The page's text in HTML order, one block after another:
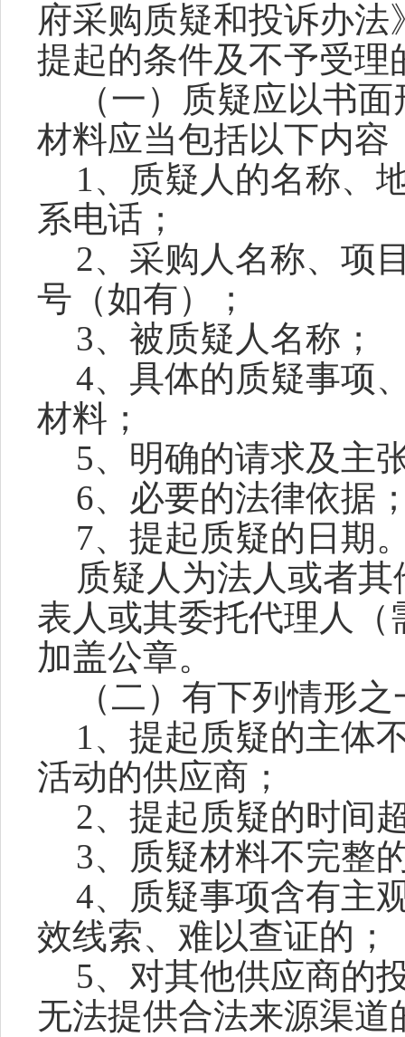
府采购质疑和投诉办
提起的条件及不予受理
（一）质疑应以书
材料应当包括以下内容
1、质疑人的名称、
系电话；
2、采购人名称、项
号（如有）；
3、被质疑人名称；
4、具体的质疑事项
材料；
5、明确的请求及主
6、必要的法律依据
7、提起质疑的日期
质疑人为法人或者
表人或其委托代理人
加盖公章。
（二）有下列情形
1、提起质疑的主体
活动的供应商；
2、提起质疑的时间
3、质疑材料不完整
4、质疑事项含有主
效线索、难以查证的；
5、对其他供应商的
无法提供合法来源渠道